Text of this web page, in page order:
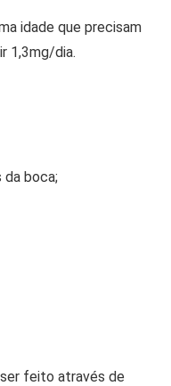
idade que precisam
1,3mg/dia.
da boca;
feito através de